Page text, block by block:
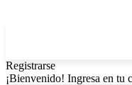
Registrarse
¡Bienvenido! Ingresa en tu